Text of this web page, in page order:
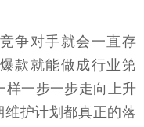
争对手就会一直存
款就能做成行业第
样一步一步走向上升
护计划都真正的落